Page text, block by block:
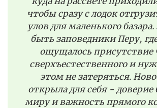
чтобы сразу с лодок
улов для маленького
быть заповедники Перу,
ощущалось присутствие
сверхъестественного и
этом не затеряться.
открыла для себя -
миру и важность прямого